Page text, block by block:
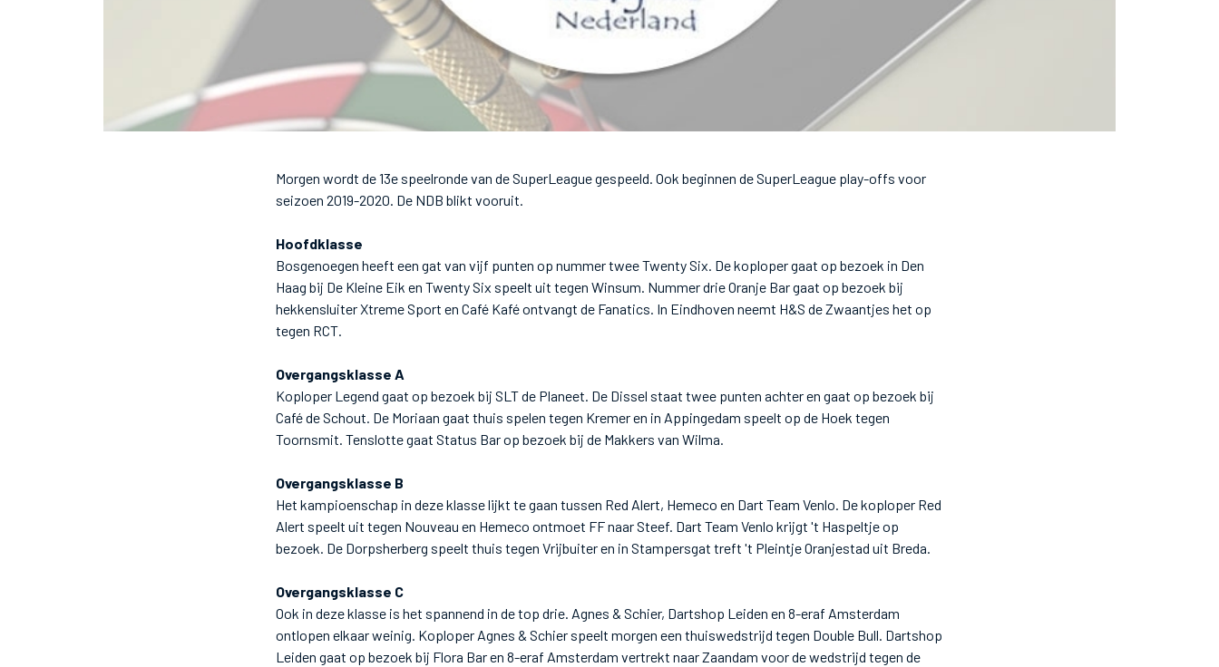
Morgen wordt de 13e speelronde van de SuperLeague gespeeld. Ook beginnen de SuperLeague play-offs voor
seizoen 2019-2020. De NDB blikt vooruit.
Hoofdklasse
Bosgenoegen heeft een gat van vijf punten op nummer twee Twenty Six. De koploper gaat op bezoek in Den
Haag bij De Kleine Eik en Twenty Six speelt uit tegen Winsum. Nummer drie Oranje Bar gaat op bezoek bij
hekkensluiter Xtreme Sport en Café Kafé ontvangt de Fanatics. In Eindhoven neemt H&S de Zwaantjes het op
tegen RCT.
Overgangsklasse A
Koploper Legend gaat op bezoek bij SLT de Planeet. De Dissel staat twee punten achter en gaat op bezoek bij
Café de Schout. De Moriaan gaat thuis spelen tegen Kremer en in Appingedam speelt op de Hoek tegen
Toornsmit. Tenslotte gaat Status Bar op bezoek bij de Makkers van Wilma.
Overgangsklasse B
Het kampioenschap in deze klasse lijkt te gaan tussen Red Alert, Hemeco en Dart Team Venlo. De koploper Red
Alert speelt uit tegen Nouveau en Hemeco ontmoet FF naar Steef. Dart Team Venlo krijgt 't Haspeltje op
bezoek. De Dorpsherberg speelt thuis tegen Vrijbuiter en in Stampersgat treft 't Pleintje Oranjestad uit Breda.
Overgangsklasse C
Ook in deze klasse is het spannend in de top drie. Agnes & Schier, Dartshop Leiden en 8-eraf Amsterdam
ontlopen elkaar weinig. Koploper Agnes & Schier speelt morgen een thuiswedstrijd tegen Double Bull. Dartshop
Leiden gaat op bezoek bij Flora Bar en 8-eraf Amsterdam vertrekt naar Zaandam voor de wedstrijd tegen de